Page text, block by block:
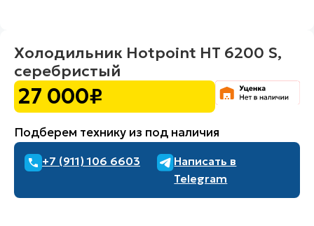
Холодильник Hotpoint HT 6200 S,
серебристый
27 000₽
Подберем технику из под наличия
+7 (911) 106 6603
Написать в
Telegram